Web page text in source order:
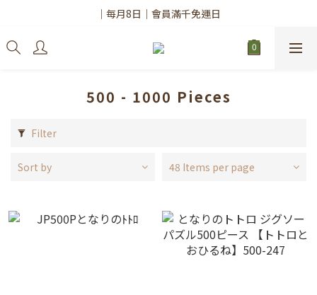
✨註冊會員請務必填寫「真實姓名」
｜每月8日｜會員滿千免運日
✨註冊會員請務必填寫「真實姓名」
500 - 1000 Pieces
Filter
Sort by 48 Items per page